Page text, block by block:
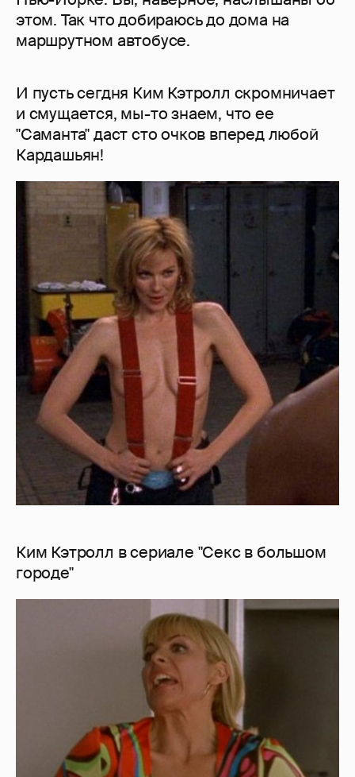
этом. Так что добираюсь до дома на
маршрутном автобусе.
И пусть сегдня Ким Кэтролл скромничает
и смущается, мы-то знаем, что ее
"Саманта" даст сто очков вперед любой
Кардашьян!
Ким Кэтролл в сериале "Секс в большом
городе"